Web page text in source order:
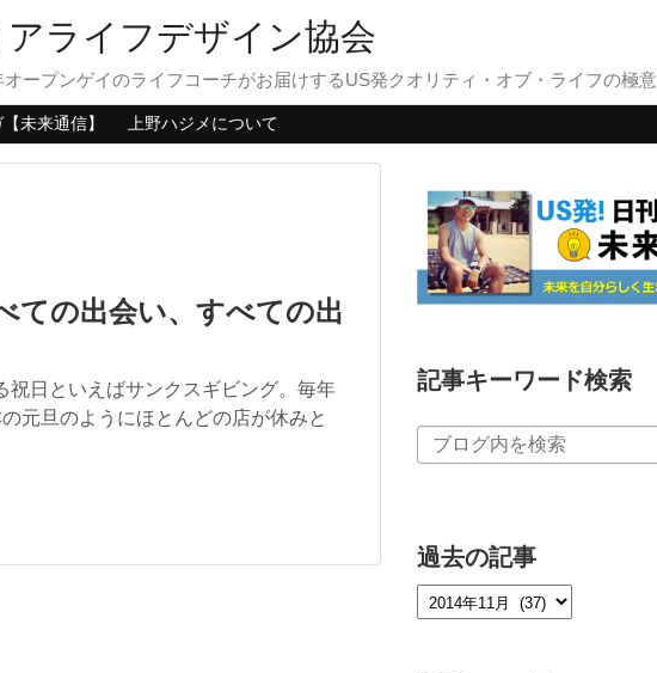
ライフデザイン協会
ープンゲイのライフコーチがお届けするUS発クオリティ・オブ・ライフの極意
未来通信】 上野ハジメについて
ての出会い、すべての出
祝日といえばサンクスギビング。毎年
元旦のようにほとんどの店が休みと
記事キーワード検索
過去の記事